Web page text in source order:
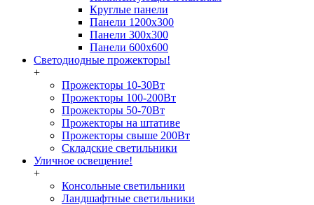
Круглые панели
Панели 1200х300
Панели 300х300
Панели 600х600
Светодиодные прожекторы!
+
Прожекторы 10-30Вт
Прожекторы 100-200Вт
Прожекторы 50-70Вт
Прожекторы на штативе
Прожекторы свыше 200Вт
Складские светильники
Уличное освещение!
+
Консольные светильники
Ландшафтные светильники